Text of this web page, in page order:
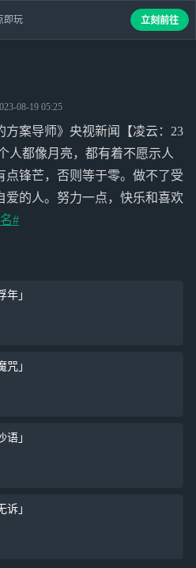
08-19 05:25
案导师》央视新闻【凌云：23
人都像月亮，都有着不愿示人
点锋芒，否则等于零。做不了受
爱的人。努力一点，快乐和喜欢
#
年」
咒」
语」
诉」
即玩 立刻前往